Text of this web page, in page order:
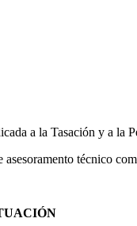
a la Tasación y a la
asesoramento técnico